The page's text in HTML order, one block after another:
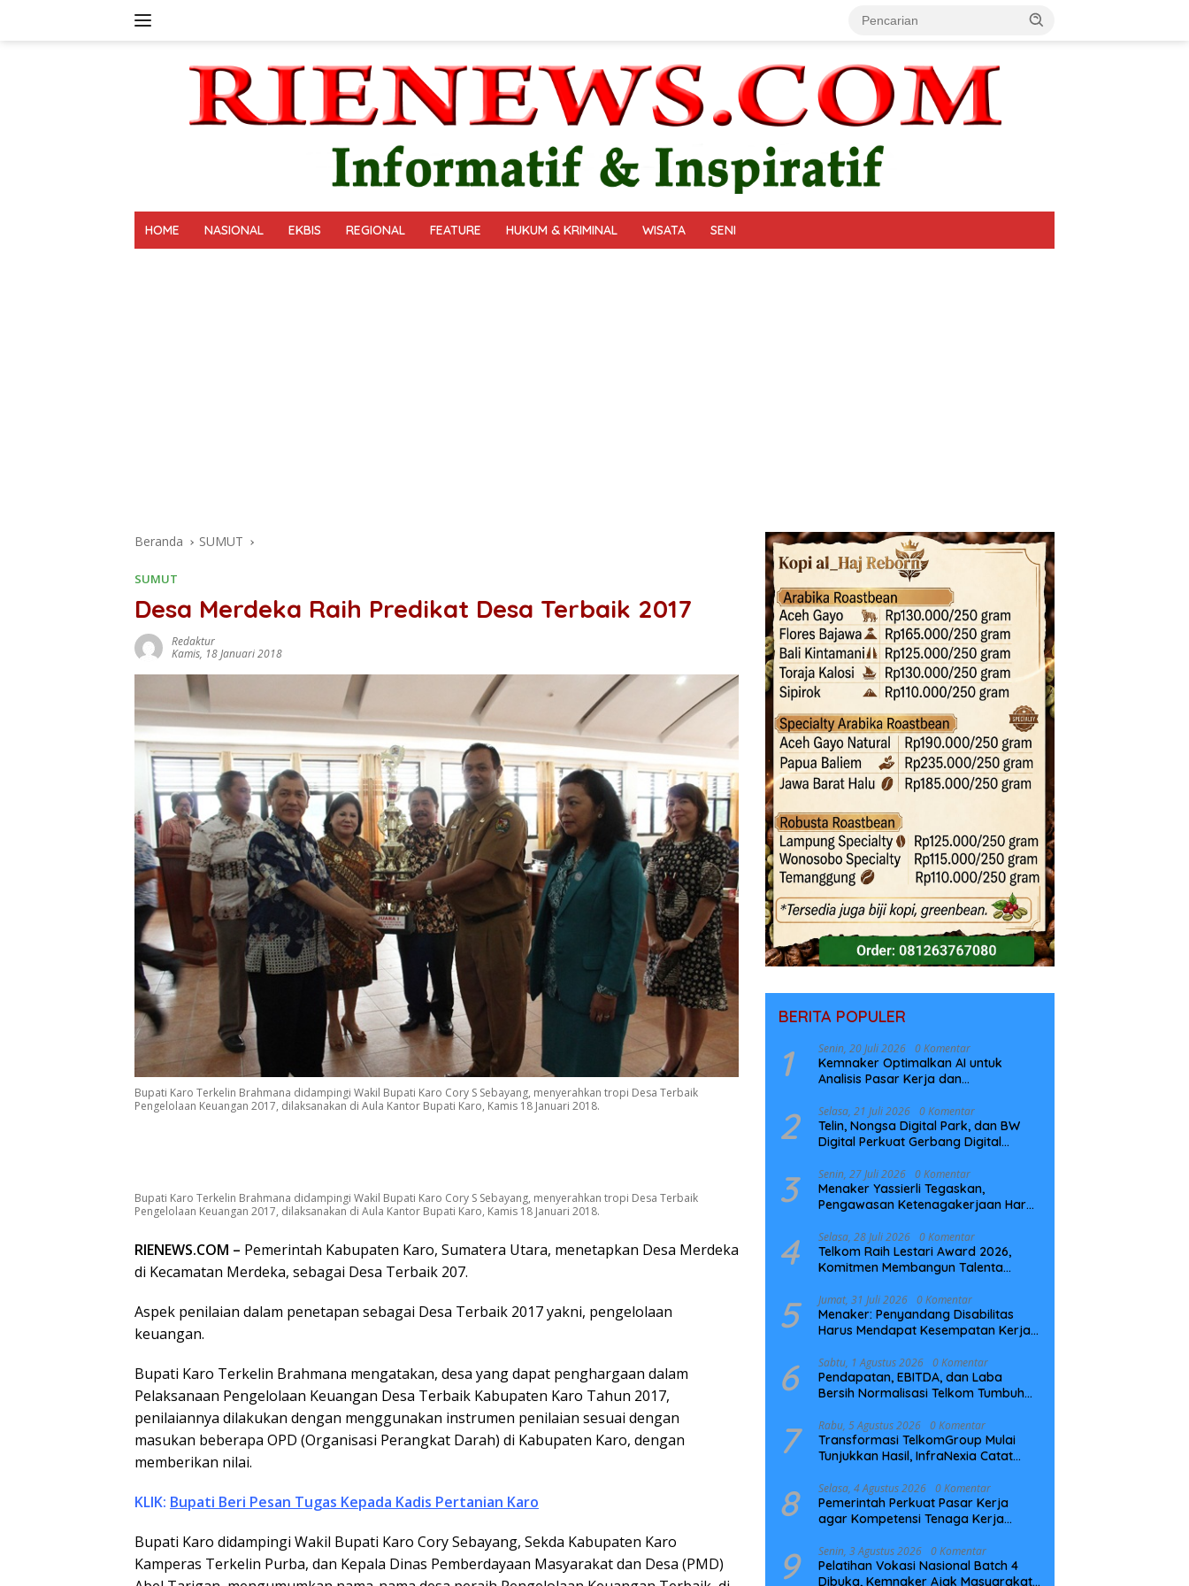
HOME NASIONAL EKBIS REGIONAL FEATURE HUKUM & KRIMINAL WISATA SENI
Beranda SUMUT
SUMUT
Desa Merdeka Raih Predikat Desa Terbaik 2017
Redaktur
Kamis, 18 Januari 2018
Bupati Karo Terkelin Brahmana didampingi Wakil Bupati Karo Cory S Sebayang, menyerahkan tropi Desa Terbaik
Pengelolaan Keuangan 2017, dilaksanakan di Aula Kantor Bupati Karo, Kamis 18 Januari 2018.
Bupati Karo Terkelin Brahmana didampingi Wakil Bupati Karo Cory S Sebayang, menyerahkan tropi Desa Terbaik
Pengelolaan Keuangan 2017, dilaksanakan di Aula Kantor Bupati Karo, Kamis 18 Januari 2018.
RIENEWS.COM – Pemerintah Kabupaten Karo, Sumatera Utara, menetapkan Desa Merdeka
di Kecamatan Merdeka, sebagai Desa Terbaik 207.
Aspek penilaian dalam penetapan sebagai Desa Terbaik 2017 yakni, pengelolaan
keuangan.
Bupati Karo Terkelin Brahmana mengatakan, desa yang dapat penghargaan dalam
Pelaksanaan Pengelolaan Keuangan Desa Terbaik Kabupaten Karo Tahun 2017,
penilaiannya dilakukan dengan menggunakan instrumen penilaian sesuai dengan
masukan beberapa OPD (Organisasi Perangkat Darah) di Kabupaten Karo, dengan
memberikan nilai.
KLIK: Bupati Beri Pesan Tugas Kepada Kadis Pertanian Karo
Bupati Karo didampingi Wakil Bupati Karo Cory Sebayang, Sekda Kabupaten Karo
Kamperas Terkelin Purba, dan Kepala Dinas Pemberdayaan Masyarakat dan Desa (PMD)
BERITA POPULER
1 Senin, 20 Juli 2026 0 Komentar
Kemnaker Optimalkan AI untuk
Analisis Pasar Kerja dan
2 Selasa, 21 Juli 2026 0 Komentar
Telin, Nongsa Digital Park, dan BW
Digital Perkuat Gerbang Digital
NCC
3 Senin, 27 Juli 2026 0 Komentar
Menaker Yassierli Tegaskan,
Pengawasan Ketenagakerjaan Harus
4 Selasa, 28 Juli 2026 0 Komentar
Telkom Raih Lestari Award 2026,
Komitmen Membangun Talenta
5 Jumat, 31 Juli 2026 0 Komentar
Menaker: Penyandang Disabilitas
Harus Mendapat Kesempatan Kerja
6 Sabtu, 1 Agustus 2026 0 Komentar
Pendapatan, EBITDA, dan Laba
Bersih Normalisasi Telkom Tumbuh
7 Rabu, 5 Agustus 2026 0 Komentar
Transformasi TelkomGroup Mulai
Tunjukkan Hasil, InfraNexia Catat
Digital Nasional
8 Selasa, 4 Agustus 2026 0 Komentar
Pemerintah Perkuat Pasar Kerja
agar Kompetensi Tenaga Kerja
9 Senin, 3 Agustus 2026 0 Komentar
Pelatihan Vokasi Nasional Batch 4
Dibuka, Kemnaker Ajak Masyarakat